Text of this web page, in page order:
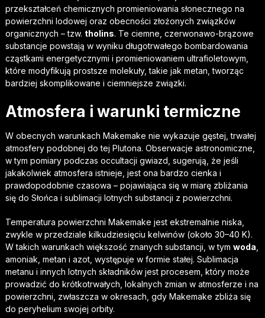
przekształceń chemicznych promieniowania słonecznego na
powierzchni lodowej oraz obecności złożonych związków
organicznych – tzw. tholins. Te ciemne, czerwonawo-brązowe
substancje powstają w wyniku długotrwałego bombardowania
cząstkami energetycznymi i promieniowaniem ultrafioletowym,
które modyfikują prostsze molekuły, takie jak metan, tworząc
bardziej skomplikowane i ciemniejsze związki.
Atmosfera i warunki termiczne
W obecnych warunkach Makemake nie wykazuje gęstej, trwałej
atmosfery podobnej do tej Plutona. Obserwacje astronomiczne,
w tym pomiary podczas occultacji gwiazd, sugerują, że jeśli
jakakolwiek atmosfera istnieje, jest ona bardzo cienka i
prawdopodobnie czasowa – pojawiająca się w miarę zbliżania
się do Słońca i sublimacji lotnych substancji z powierzchni.
Temperatura powierzchni Makemake jest ekstremalnie niska,
zwykle w przedziale kilkudziesięciu kelwinów (około 30–40 K).
W takich warunkach większość znanych substancji, w tym woda
amoniak, metan i azot, występuje w formie stałej. Sublimacja
metanu i innych lotnych składników jest procesem, który może
prowadzić do krótkotrwałych, lokalnych zmian w atmosferze i na
powierzchni, zwłaszcza w okresach, gdy Makemake zbliża się
do peryhelium swojej orbity.